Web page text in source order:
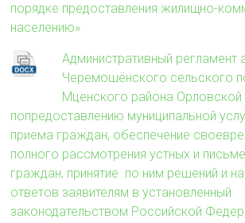
порядке предоставления жилищно-
населению»
Административный регламент
Черемошёнского сельского
Мценского района Орловской
попредоставлению муниципальной
приема граждан, обеспечение
полного рассмотрения устных и
граждан, принятие по ним решений и
ответов заявителям в установленный
законодательством Российской